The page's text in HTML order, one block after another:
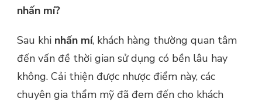
nhấn mí?
Sau khi nhấn mí, khách hàng thường quan tâm
đến vấn đề thời gian sử dụng có bền lâu hay
không. Cải thiện được nhược điểm này, các
chuyên gia thẩm mỹ đã đem đến cho khách